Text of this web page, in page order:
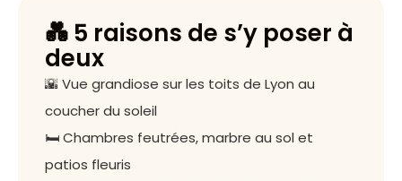
💑 5 raisons de s’y poser à
deux
🌇 Vue grandiose sur les toits de Lyon au
coucher du soleil
🛏️ Chambres feutrées, marbre au sol et
patios fleuris